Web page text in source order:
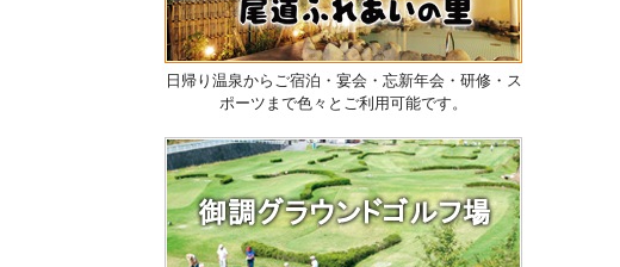
日帰り温泉からご宿泊・宴会・忘新年会・研修・ス
ポーツまで色々とご利用可能です。